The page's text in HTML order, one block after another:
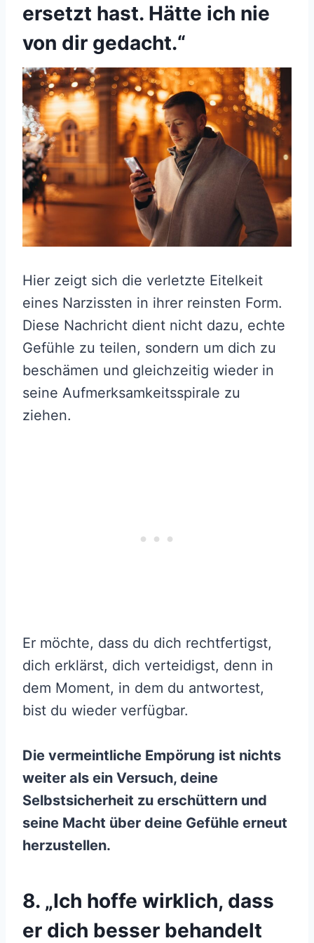
ersetzt hast. Hätte ich nie
von dir gedacht.“
Hier zeigt sich die verletzte Eitelkeit
eines Narzissten in ihrer reinsten Form.
Diese Nachricht dient nicht dazu, echte
Gefühle zu teilen, sondern um dich zu
beschämen und gleichzeitig wieder in
seine Aufmerksamkeitsspirale zu
ziehen.
Er möchte, dass du dich rechtfertigst,
dich erklärst, dich verteidigst, denn in
dem Moment, in dem du antwortest,
bist du wieder verfügbar.
Die vermeintliche Empörung ist nichts
weiter als ein Versuch, deine
Selbstsicherheit zu erschüttern und
seine Macht über deine Gefühle erneut
herzustellen.
8. „Ich hoffe wirklich, dass
er dich besser behandelt